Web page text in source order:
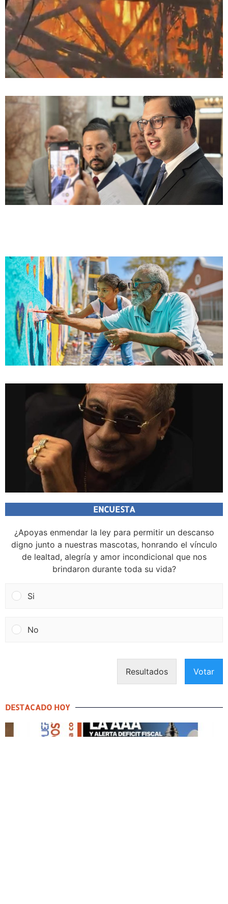
ENCUESTA
¿Apoyas enmendar la ley para permitir un descanso
digno junto a nuestras mascotas, honrando el vínculo
de lealtad, alegría y amor incondicional que nos
brindaron durante toda su vida?
Si
No
Resultados Votar
DESTACADO HOY